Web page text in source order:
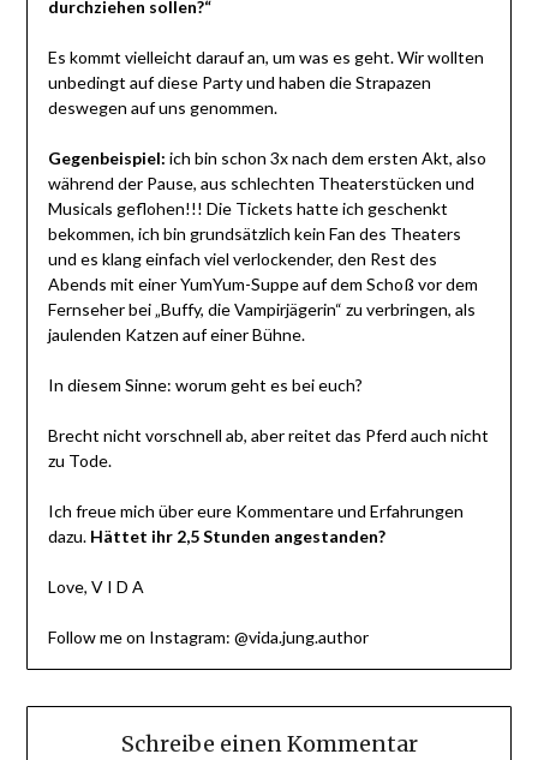
durchziehen sollen?“
Es kommt vielleicht darauf an, um was es geht. Wir wollten
unbedingt auf diese Party und haben die Strapazen
deswegen auf uns genommen.
Gegenbeispiel: ich bin schon 3x nach dem ersten Akt, also
während der Pause, aus schlechten Theaterstücken und
Musicals geflohen!!! Die Tickets hatte ich geschenkt
bekommen, ich bin grundsätzlich kein Fan des Theaters
und es klang einfach viel verlockender, den Rest des
Abends mit einer YumYum-Suppe auf dem Schoß vor dem
Fernseher bei „Buffy, die Vampirjägerin“ zu verbringen, als
jaulenden Katzen auf einer Bühne.
In diesem Sinne: worum geht es bei euch?
Brecht nicht vorschnell ab, aber reitet das Pferd auch nicht
zu Tode.
Ich freue mich über eure Kommentare und Erfahrungen
dazu. Hättet ihr 2,5 Stunden angestanden?
Love, V I D A
Follow me on Instagram: @vida.jung.author
Schreibe einen Kommentar